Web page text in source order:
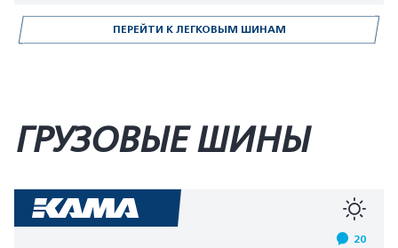
ПЕРЕЙТИ К ЛЕГКОВЫМ ШИНАМ
ГРУЗОВЫЕ ШИНЫ
20